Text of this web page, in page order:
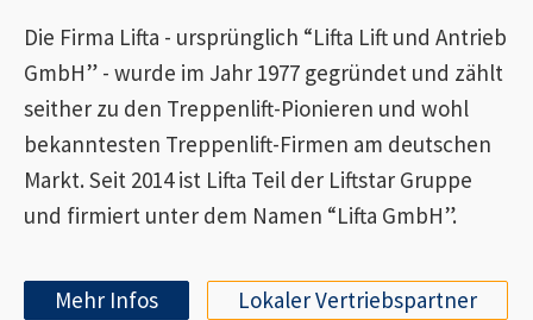
Die Firma Lifta - ursprünglich “Lifta Lift und Antrieb
GmbH” - wurde im Jahr 1977 gegründet und zählt
seither zu den Treppenlift-Pionieren und wohl
bekanntesten Treppenlift-Firmen am deutschen
Markt. Seit 2014 ist Lifta Teil der Liftstar Gruppe
und firmiert unter dem Namen “Lifta GmbH”.
Mehr Infos Lokaler Vertriebspartner